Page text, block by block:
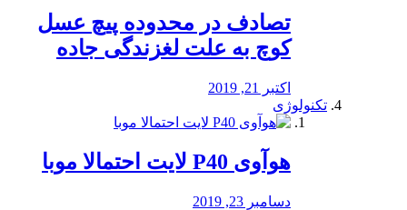
تصادف در محدوده پیچ عسل
کوچ به علت لغزندگی جاده
اکتبر 21, 2019
تکنولوژی
هوآوی P40 لایت احتمالا موبا
دسامبر 23, 2019